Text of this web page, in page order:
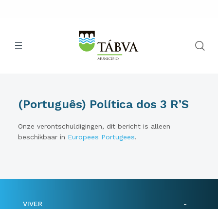
(Português) Política dos 3 R’S
Onze verontschuldigingen, dit bericht is alleen
beschikbaar in Europees Portugees.
VIVER